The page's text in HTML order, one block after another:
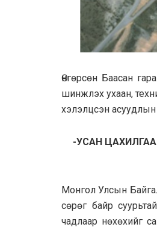
Өнгөрсөн Баасан
шинжлэх ухаан,
хэлэлцсэн асуудлын
-УСАН
Монгол Улсын
сөрөг байр
чадлаар нөхөхийг